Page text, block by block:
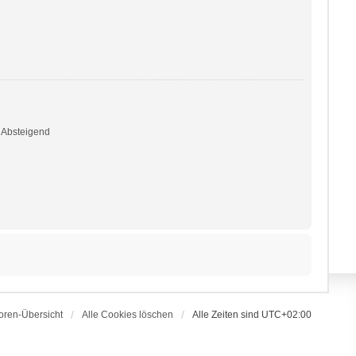
Absteigend
Übersicht Alle Cookies löschen Alle Zeiten sind UTC+02:00